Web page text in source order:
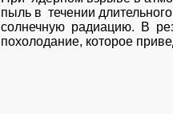
пыль в  течении
солнечную  радиацию.  В
похолодание, которое